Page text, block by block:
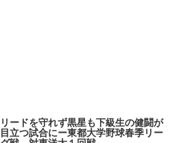
リードを守れず黒星も下級生の健闘が
目立つ試合にー東都大学野球春季リー